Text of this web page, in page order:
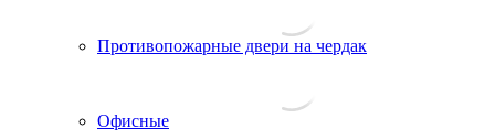
Противопожарные двери на чердак
Офисные